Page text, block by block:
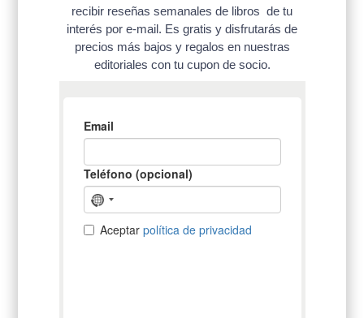
recibir reseñas semanales de libros de tu
interés por e-mail. Es gratis y disfrutarás de
precios más bajos y regalos en nuestras
editoriales con tu cupon de socio.